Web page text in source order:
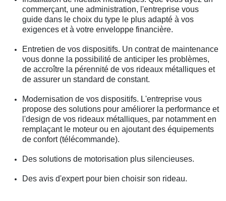
commerçant, une administration, l'entreprise vous
guide dans le choix du type le plus adapté à vos
exigences et à votre enveloppe financière.
Entretien de vos dispositifs. Un contrat de maintenance
vous donne la possibilité de anticiper les problèmes,
de accroître la pérennité de vos rideaux métalliques et
de assurer un standard de constant.
Modernisation de vos dispositifs. L'entreprise vous
propose des solutions pour améliorer la performance et
l'design de vos rideaux métalliques, par notamment en
remplaçant le moteur ou en ajoutant des équipements
de confort (télécommande).
Des solutions de motorisation plus silencieuses.
Des avis d'expert pour bien choisir son rideau.